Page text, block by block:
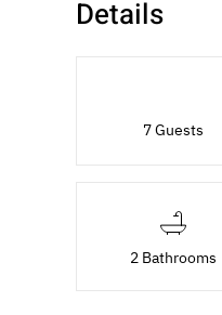
Details
7 Guests
2 Bathrooms